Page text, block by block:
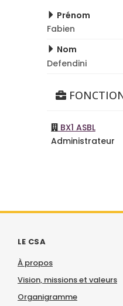
Prénom
Fabien
Nom
Defendini
BX1 ASBL
Administrateur
LE CSA
À propos
Vision, missions et valeurs
Organigramme